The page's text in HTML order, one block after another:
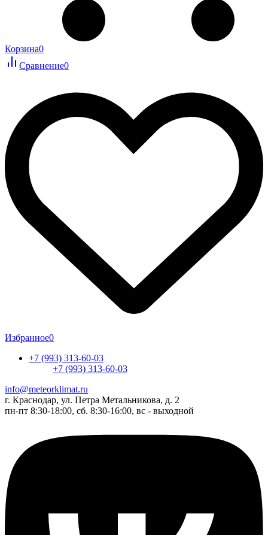
Корзина0
Сравнение0
Избранное0
+7 (993) 313-60-03
+7 (993) 313-60-03
info@meteorklimat.ru
г. Краснодар, ул. Петра Метальникова, д. 2
пн-пт 8:30-18:00, сб. 8:30-16:00, вс - выходной